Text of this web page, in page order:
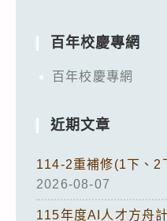
百年校慶專網
百年校慶專網
近期文章
114-2重補修(1下、2
2026-08-07
115年度AI人才方舟